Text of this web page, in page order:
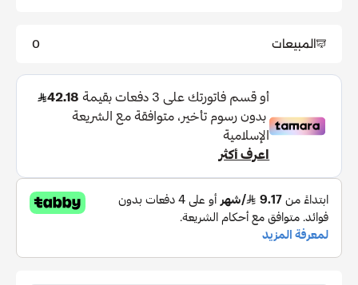
نسبة التركيز: او دي تواليت
: التفاح، النعناع.
النوتات المتوسطة: جوزة الطيب، الفلفل، الكمون
النوتات القاعدية: الأرز، المسك.
المبيعات 0